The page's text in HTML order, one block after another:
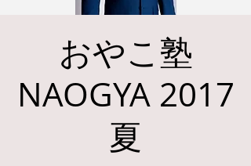
おやこ塾
NAOGYA 2017
夏